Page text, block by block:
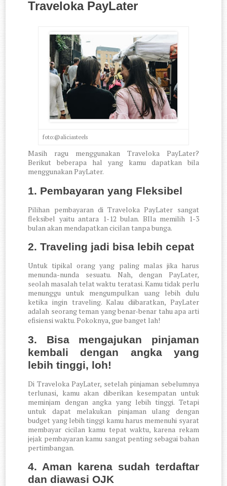
Traveloka PayLater
foto:@aliciasteels
Masih ragu menggunakan Traveloka PayLater?
Berikut beberapa hal yang kamu dapatkan bila
menggunakan PayLater.
1. Pembayaran yang Fleksibel
Pilihan pembayaran di Traveloka PayLater sangat
fleksibel yaitu antara 1-12 bulan. BIla memilih 1-3
bulan akan mendapatkan cicilan tanpa bunga.
2. Traveling jadi bisa lebih cepat
Untuk tipikal orang yang paling malas jika harus
menunda-nunda sesuatu. Nah, dengan PayLater,
seolah masalah telat waktu teratasi. Kamu tidak perlu
menunggu untuk mengumpulkan uang lebih dulu
ketika ingin traveling. Kalau diibaratkan, PayLater
adalah seorang teman yang benar-benar tahu apa arti
efisiensi waktu. Pokoknya, gue banget lah!
3. Bisa mengajukan pinjaman
kembali dengan angka yang
lebih tinggi, loh!
Di Traveloka PayLater, setelah pinjaman sebelumnya
terlunasi, kamu akan diberikan kesempatan untuk
meminjam dengan angka yang lebih tinggi. Tetapi
untuk dapat melakukan pinjaman ulang dengan
budget yang lebih tinggi kamu harus memenuhi syarat
membayar cicilan kamu tepat waktu, karena rekam
jejak pembayaran kamu sangat penting sebagai bahan
pertimbangan.
4. Aman karena sudah terdaftar
dan diawasi OJK